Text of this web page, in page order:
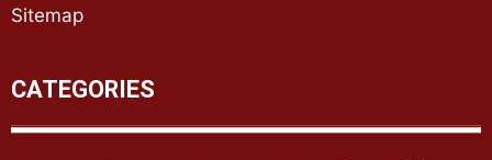
Sitemap
CATEGORIES